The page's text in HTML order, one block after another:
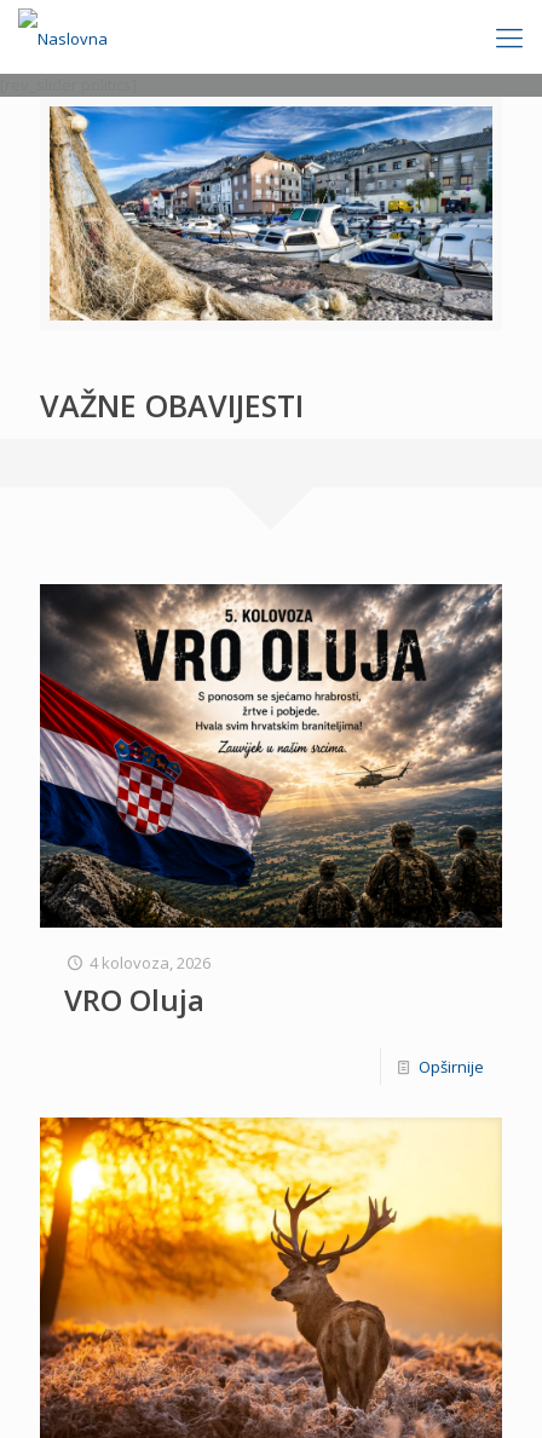
VAŽNE OBAVIJESTI
4 kolovoza, 2026
VRO Oluja
Opširnije